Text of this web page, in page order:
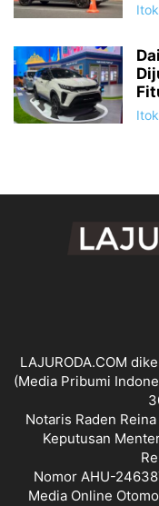
LAJURODA.COM
(Media Pribumi
Notaris Raden
Keputusan
Nomor AHU-
Media Online